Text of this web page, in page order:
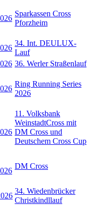
Sparkassen Cross
Pforzheim
34. Int. DEULUX-
Lauf
36. Werler Straßenlauf
Ring Running Series
2026
11. Volksbank
WeinstadtCross mit
DM Cross und
Deutschem Cross Cup
DM Cross
34. Wiedenbrücker
Christkindllauf